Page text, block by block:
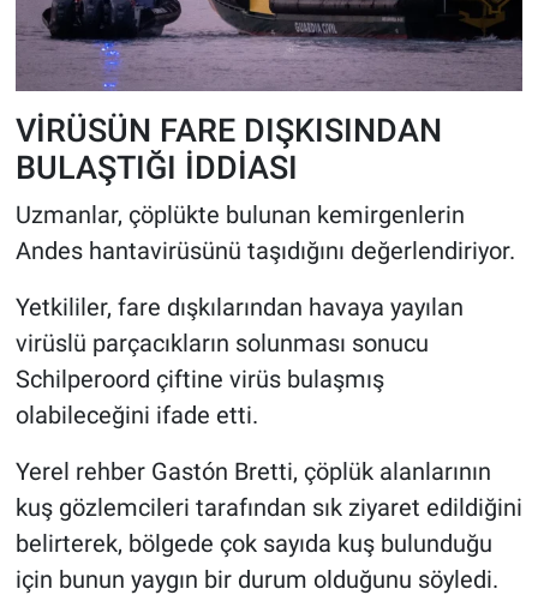
VİRÜSÜN FARE DIŞKISINDAN
BULAŞTIĞI İDDİASI
Uzmanlar, çöplükte bulunan kemirgenlerin
Andes hantavirüsünü taşıdığını değerlendiriyor.
Yetkililer, fare dışkılarından havaya yayılan
virüslü parçacıkların solunması sonucu
Schilperoord çiftine virüs bulaşmış
olabileceğini ifade etti.
Yerel rehber Gastón Bretti, çöplük alanlarının
kuş gözlemcileri tarafından sık ziyaret edildiğini
belirterek, bölgede çok sayıda kuş bulunduğu
için bunun yaygın bir durum olduğunu söyledi.